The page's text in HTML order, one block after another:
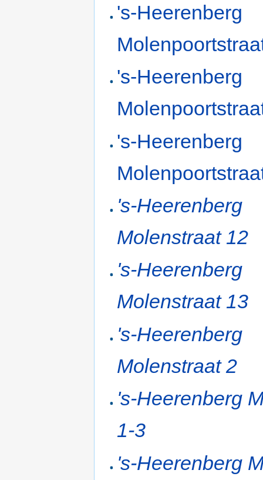
's-Heerenberg
's-Heerenberg
's-Heerenberg
's-Heerenberg
Molenstraat 12
's-Heerenberg
Molenstraat 13
's-Heerenberg
Molenstraat 2
's-Heerenberg
1-3
's-Heerenberg